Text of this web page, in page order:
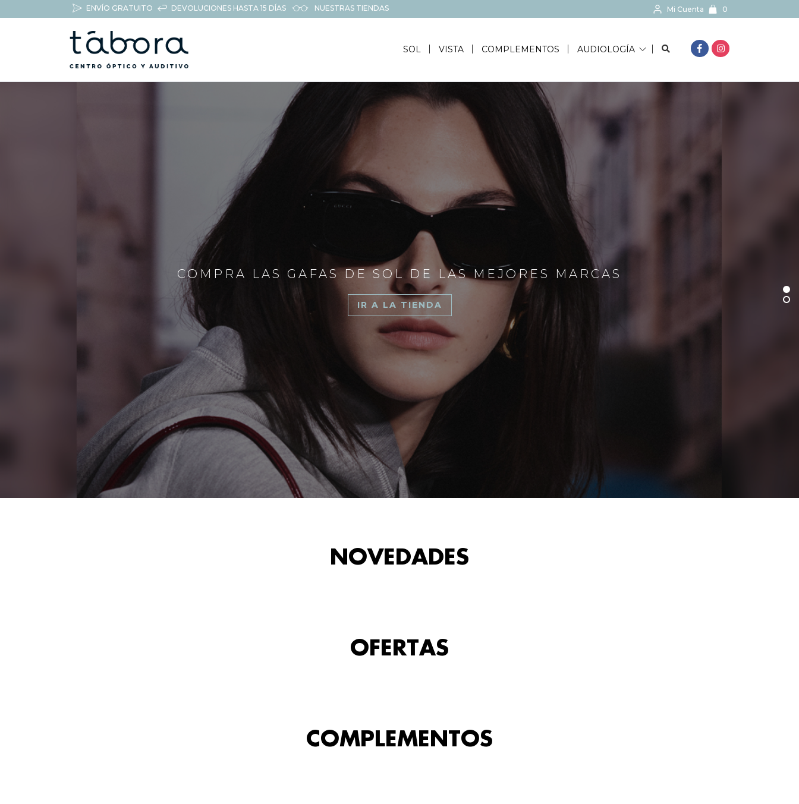
ENVÍO GRATUITO DEVOLUCIONES HASTA 15 DÍAS NUESTRAS TIENDAS Mi Cuenta 0
SOL VISTA COMPLEMENTOS AUDIOLOGÍA BUSCAR...
COMPRA LAS GAFAS DE SOL DE LAS MEJORES MARCAS
IR A LA TIENDA
NOVEDADES
OFERTAS
COMPLEMENTOS